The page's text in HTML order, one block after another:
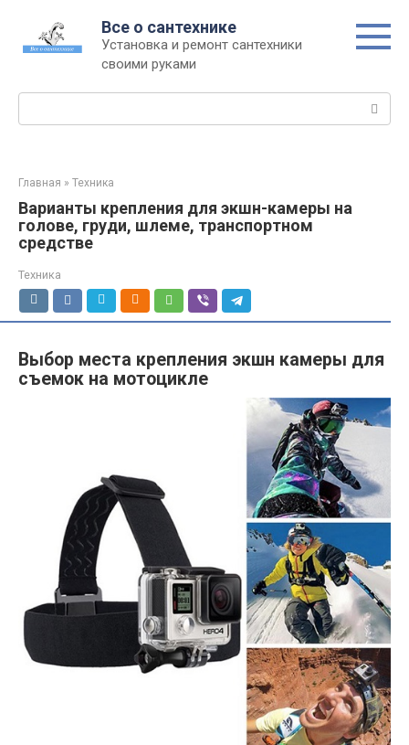
контенту
Все о сантехнике
Установка и ремонт сантехники
своими руками
Главная » Техника
Варианты крепления для экшн-камеры на
голове, груди, шлеме, транспортном
средстве
Техника
Выбор места крепления экшн камеры для
съемок на мотоцикле